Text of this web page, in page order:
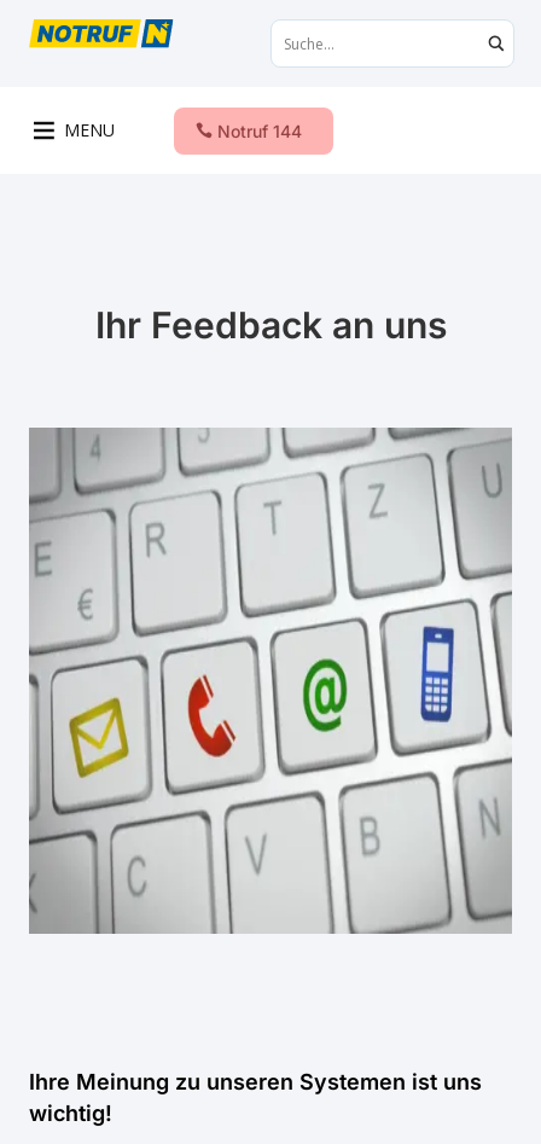
MENU Notruf 144
Ihr Feedback an uns
Ihre Meinung zu unseren Systemen ist uns
wichtig!